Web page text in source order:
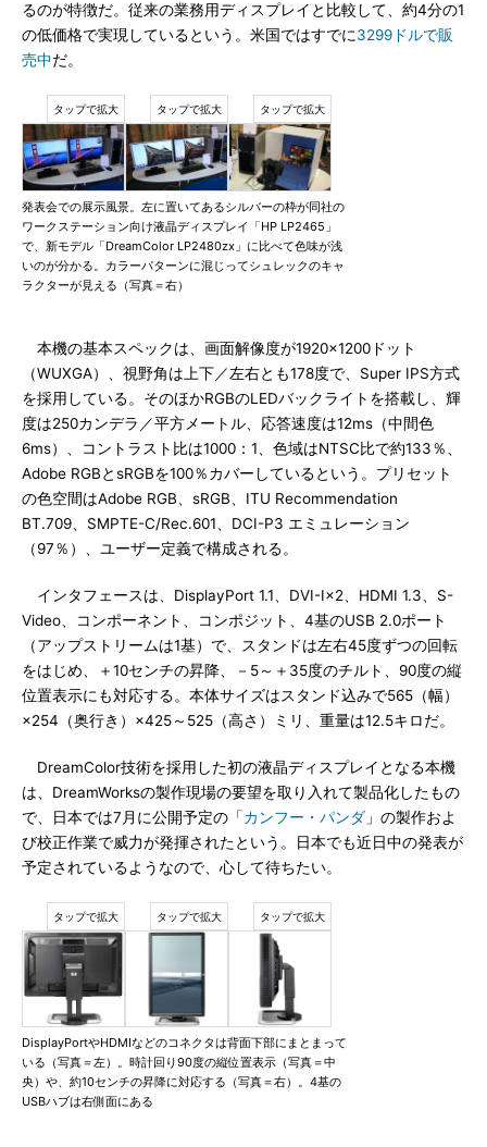
るのが特徴だ。従来の業務用ディスプレイと比較して、約4分の1
の低価格で実現しているという。米国ではすでに3299ドルで販
売中だ。
発表会での展示風景。左に置いてあるシルバーの枠が同社の
ワークステーション向け液晶ディスプレイ「HP LP2465」
で、新モデル「DreamColor LP2480zx」に比べて色味が浅
いのが分かる。カラーパターンに混じってシュレックのキャ
ラクターが見える（写真＝右）
本機の基本スペックは、画面解像度が1920×1200ドット
（WUXGA）、視野角は上下／左右とも178度で、Super IPS方式
を採用している。そのほかRGBのLEDバックライトを搭載し、輝
度は250カンデラ／平方メートル、応答速度は12ms（中間色
6ms）、コントラスト比は1000：1、色域はNTSC比で約133％、
Adobe RGBとsRGBを100％カバーしているという。プリセット
の色空間はAdobe RGB、sRGB、ITU Recommendation
BT.709、SMPTE-C/Rec.601、DCI-P3 エミュレーション
（97％）、ユーザー定義で構成される。
インタフェースは、DisplayPort 1.1、DVI-I×2、HDMI 1.3、S-
Video、コンポーネント、コンポジット、4基のUSB 2.0ポート
（アップストリームは1基）で、スタンドは左右45度ずつの回転
をはじめ、＋10センチの昇降、－5～＋35度のチルト、90度の縦
位置表示にも対応する。本体サイズはスタンド込みで565（幅）
×254（奥行き）×425～525（高さ）ミリ、重量は12.5キロだ。
DreamColor技術を採用した初の液晶ディスプレイとなる本機
は、DreamWorksの製作現場の要望を取り入れて製品化したもの
で、日本では7月に公開予定の「カンフー・パンダ 」の製作およ
び校正作業で威力が発揮されたという。日本でも近日中の発表が
予定されているようなので、心して待ちたい。
DisplayPortやHDMIなどのコネクタは背面下部にまとまって
いる（写真＝左）。時計回り90度の縦位置表示（写真＝中
央）や、約10センチの昇降に対応する（写真＝右）。4基の
USBハブは右側面にある